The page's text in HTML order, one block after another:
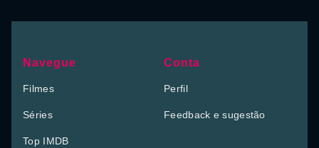
Navegue
Filmes
Séries
Top IMDB
Conta
Perfil
Feedback e sugestão